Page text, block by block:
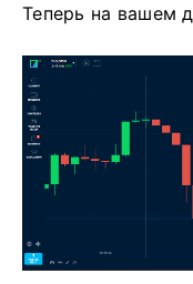
Теперь на вашем